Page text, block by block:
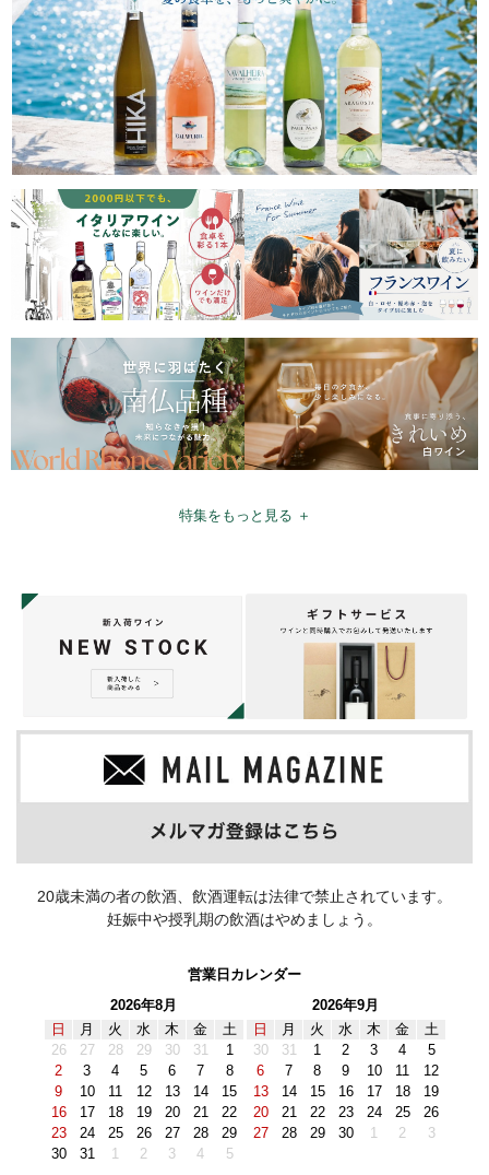
特集をもっと見る ＋
20歳未満の者の飲酒、飲酒運転は法律で禁止されています。
妊娠中や授乳期の飲酒はやめましょう。
営業日カレンダー
2026年8月
日
月 火 水 木 金
土
26
27 28 29 30 31
1
2
3 4 5 6 7
8
9
10 11 12 13 14
15
16
17 18 19 20 21
22
23
24 25 26 27 28
29
30
31 1 2 3 4 5
2026年9月
日
月 火 水 木 金
土
30
31 1 2 3 4
5
6
7 8 9 10 11
12
13
14 15 16 17 18
19
20
21 22 23 24 25
26
27
28 29 30 1 2 3